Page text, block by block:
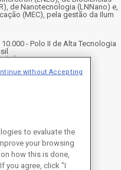
de Nanotecnologia (LNNano) e,
(MEC), pela gestão da Ilum
- Polo II de Alta Tecnologia
+55 19 3512-1000
to evaluate the
your browsing
how this is done,
you agree, click "I
without Accepting